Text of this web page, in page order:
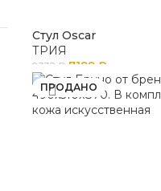
Стул Oscar
ТРИЯ
9332 ₽ 7199 ₽
ПРОДАНО